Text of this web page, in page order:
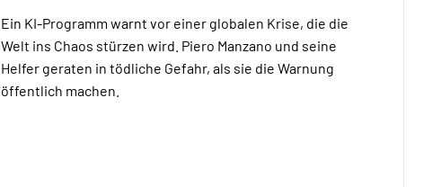
Ein KI-Programm warnt vor einer globalen Krise, die die
Welt ins Chaos stürzen wird. Piero Manzano und seine
Helfer geraten in tödliche Gefahr, als sie die Warnung
öffentlich machen.